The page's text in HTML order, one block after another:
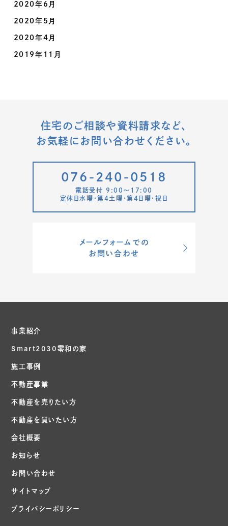
2020年6月
2020年5月
2020年4月
2019年11月
住宅のご相談や資料請求など、
お気軽にお問い合わせください。
076-240-0518
電話受付 9:00〜17:00
定休日水曜・第4土曜・第4日曜・祝日
メールフォームでの
お問い合わせ
事業紹介
Smart2030零和の家
施工事例
不動産事業
不動産を売りたい方
不動産を買いたい方
会社概要
お知らせ
お問い合わせ
サイトマップ
プライバシーポリシー